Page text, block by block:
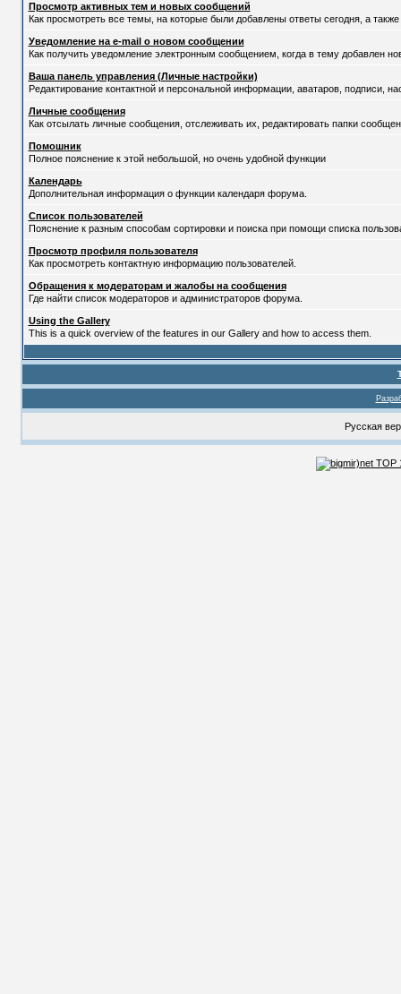
Просмотр активных тем и новых сообщений
Как просмотреть все темы, на которые были добавлены ответы сегодня, а
Уведомление на е-mail о новом сообщении
Как получить уведомление электронным сообщением, когда в тему добавлен
Ваша панель управления (Личные настройки)
Редактирование контактной и персональной информации, аватаров, подписи,
Личные сообщения
Как отсылать личные сообщения, отслеживать их, редактировать папки
Помошник
Полное пояснение к этой небольшой, но очень удобной функции
Календарь
Дополнительная информация о функции календаря форума.
Список пользователей
Пояснение к разным способам сортировки и поиска при помощи списка
Просмотр профиля пользователя
Как просмотреть контактную информацию пользователей.
Обращения к модераторам и жалобы на сообщения
Где найти список модераторов и администраторов форума.
Using the Gallery
This is a quick overview of the features in our Gallery and how to access them.
Русская